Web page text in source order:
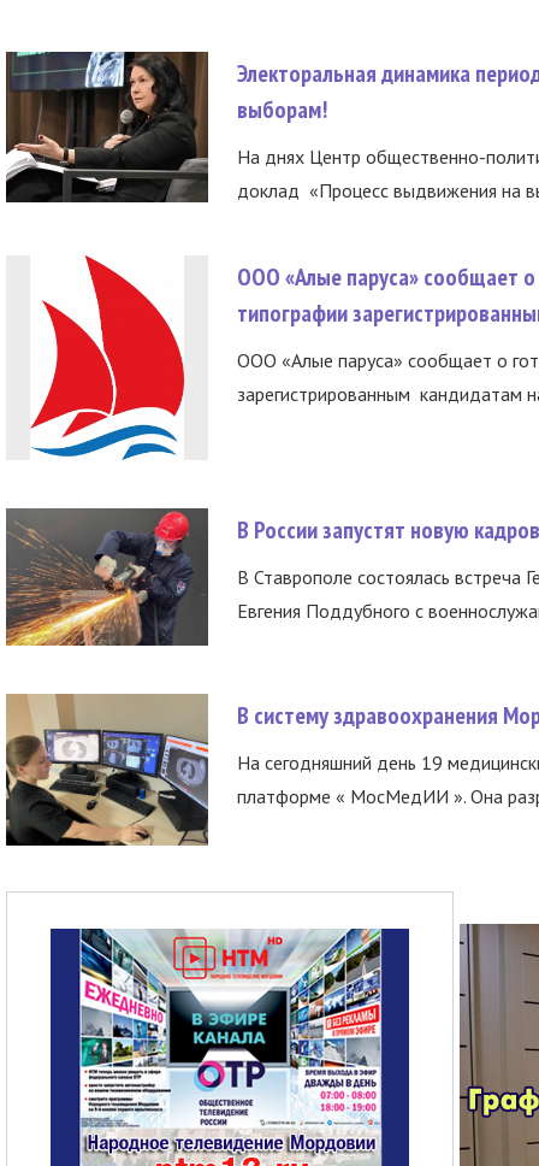
Электоральная динамика
выборам!
На днях Центр общественно-
доклад «Процесс выдвижения на
ООО «Алые паруса» сообщает о
типографии
ООО «Алые паруса» сообщает о
зарегистрированным кандидатам
В России запустят новую
В Ставрополе состоялась встреча
Евгения Поддубного с
В систему здравоохранения
На сегодняшний день 19
платформе « МосМедИИ ». Она